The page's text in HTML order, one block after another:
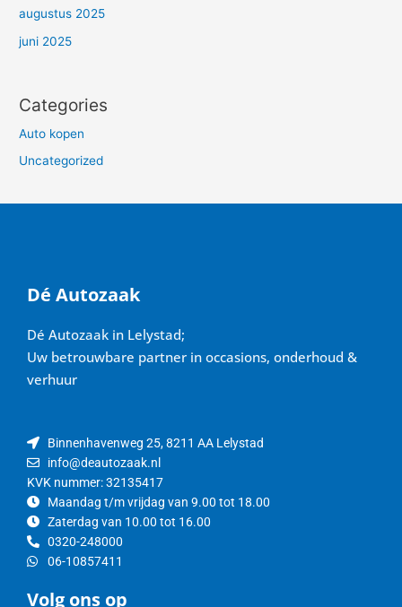
augustus 2025
juni 2025
Categories
Auto kopen
Uncategorized
Dé Autozaak
Dé Autozaak in Lelystad;
Uw betrouwbare partner in occasions, onderhoud &
verhuur
Binnenhavenweg 25, 8211 AA Lelystad
info@deautozaak.nl
KVK nummer: 32135417
Maandag t/m vrijdag van 9.00 tot 18.00
Zaterdag van 10.00 tot 16.00
0320-248000
06-10857411
Volg ons op